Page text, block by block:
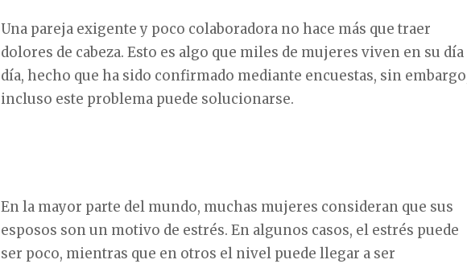
Una pareja exigente y poco colaboradora no hace más que traer
dolores de cabeza. Esto es algo que miles de mujeres viven en su día
día, hecho que ha sido confirmado mediante encuestas, sin
incluso este problema puede solucionarse.
En la mayor parte del mundo, muchas mujeres consideran que sus
esposos son un motivo de estrés. En algunos casos, el estrés puede
ser poco, mientras que en otros el nivel puede llegar a ser